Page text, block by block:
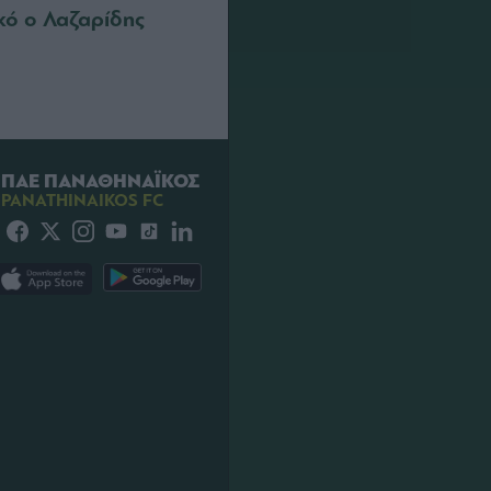
ο Λαζαρίδης
ΠΑΕ ΠΑΝΑΘΗΝΑΪΚΟΣ
PANATHINAIKOS FC